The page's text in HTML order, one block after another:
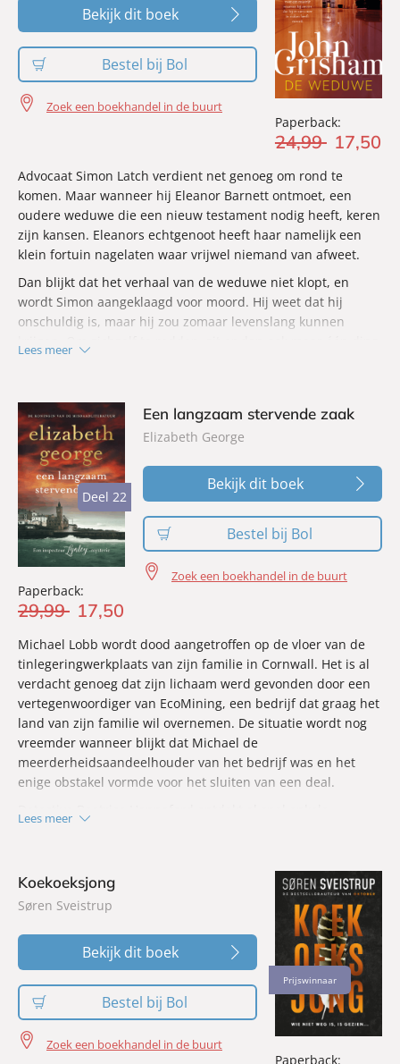
betreedt die hem alles wat hem dierbaar is heeft afgepakt…
Paperback:
24,99 17,50
Bekijk dit boek
Bestel bij Bol
Zoek een boekhandel in de buurt
Advocaat Simon Latch verdient net genoeg om rond te
komen. Maar wanneer hij Eleanor Barnett ontmoet, een
oudere weduwe die een nieuw testament nodig heeft, keren
zijn kansen. Eleanors echtgenoot heeft haar namelijk een
klein fortuin nagelaten waar vrijwel niemand van afweet.
Dan blijkt dat het verhaal van de weduwe niet klopt, en
wordt Simon aangeklaagd voor moord. Hij weet dat hij
onschuldig is, maar hij zou zomaar levenslang kunnen
Lees meer
Deel 22
Deel 22
Paperback:
29,99 17,50
Een langzaam stervende zaak
Elizabeth George
Bekijk dit boek
Bestel bij Bol
Zoek een boekhandel in de buurt
Michael Lobb wordt dood aangetroffen op de vloer van de
tinlegeringwerkplaats van zijn familie in Cornwall. Het is al
verdacht genoeg dat zijn lichaam werd gevonden door een
vertegenwoordiger van EcoMining, een bedrijf dat graag het
land van zijn familie wil overnemen. De situatie wordt nog
vreemder wanneer blijkt dat Michael de
meerderheidsaandeelhouder van het bedrijf was en het
enige obstakel vormde voor het sluiten van een deal.
Dan verschijnt Kayla, een jonge vrouw die half zo oud is als
Michael en die onlangs weduwe is geworden.
Inspecteur Thomas Lynley en zijn collega Barbara Havers
worden ingeschakeld om de misdaad op te lossen en
gerechtigheid te zoeken in een gemeenschap vol
wantrouwende mensen die alle buitenstaanders vrezen…
Lees meer
Prijswinnaar
Paperback:
Koekoeksjong
Søren Sveistrup
Bekijk dit boek
Bestel bij Bol
Zoek een boekhandel in de buurt